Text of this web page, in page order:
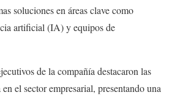
soluciones en áreas clave como
artificial (IA) y equipos de
de la compañía destacaron las
el sector empresarial, presentando una